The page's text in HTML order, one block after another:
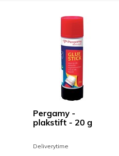
Pergamy -
plakstift - 20 g
Deliverytime